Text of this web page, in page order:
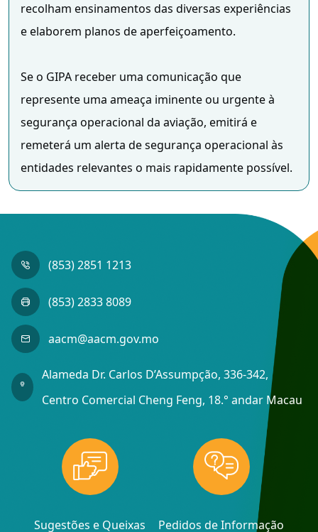
recolham ensinamentos das diversas experiências
e elaborem planos de aperfeiçoamento.
Se o GIPA receber uma comunicação que
represente uma ameaça iminente ou urgente à
segurança operacional da aviação, emitirá e
remeterá um alerta de segurança operacional às
entidades relevantes o mais rapidamente possível.
(853) 2851 1213
(853) 2833 8089
aacm@aacm.gov.mo
Alameda Dr. Carlos D’Assumpção, 336-342,
Centro Comercial Cheng Feng, 18.° andar Macau
Sugestões e Queixas Pedidos de Informação